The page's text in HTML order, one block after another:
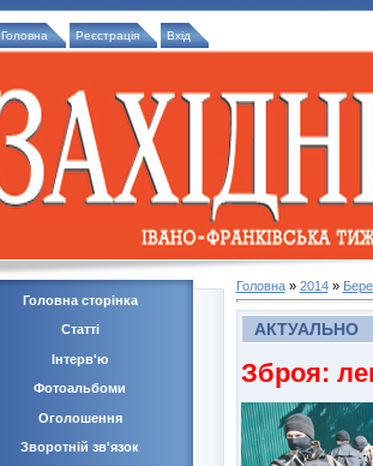
Головна Реєстрація Вхід
Головна сторінка
Статті
Інтерв'ю
Фотоальбоми
Оголошення
Зворотній зв'язок
Головна» 2014 »
АКТУАЛЬНО
Зброя: